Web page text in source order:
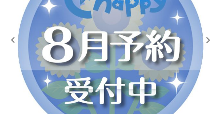
カプセルトイマシン本体
カプセルトイ
販促用空カプセル
レンタル
景品・玩具・文具